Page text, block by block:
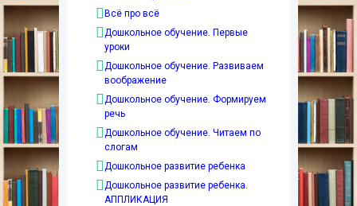
Всё про всё
Дошкольное обучение. Первые
уроки
Дошкольное обучение. Развиваем
воображение
Дошкольное обучение. Формируем
речь
Дошкольное обучение. Читаем по
слогам
Дошкольное развитие ребенка
Дошкольное развитие ребенка.
АППЛИКАЦИЯ